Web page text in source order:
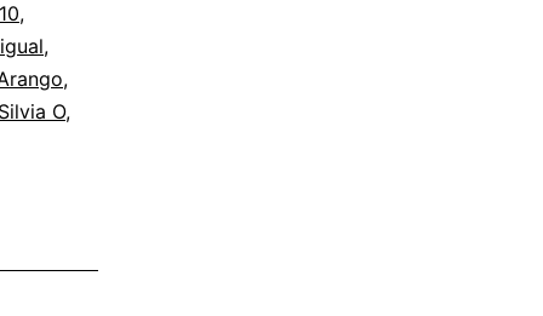
,
,
,
Silvia O,